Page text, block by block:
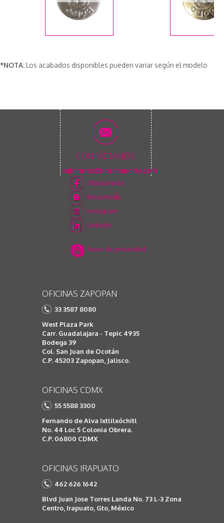
*NOTA:Los acabados disponibles pueden variar según el modelo
CONTÁCTANOS
informes@botaomoda.com
/Botaomoda
Botaomoda
Instagram
Linkedin
Aviso de privacidad
OFICINAS ZAPOPAN
33 3587 8080
West Plaza Park
Carr. Guadalajara - Tepic 4935
Bodega 39
Col. San Juan de Ocotán
C.P. 45203 Zapopan, Jalisco.
OFICINAS CDMX
55 5588 3300
Fernando de Alva Ixtlilxóchitl
No. 44 Loc 5 Colonia Obrera.
C.P. 06800 CDMX
OFICINAS IRAPUATO
462 626 1642
Blvd Juan Jose Torres Landa No. 73 L-3 Zona
Centro, Irapuato, Gto, México